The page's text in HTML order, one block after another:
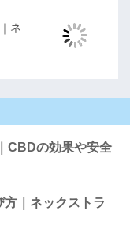
ネ
CBDの効果や安全
｜ネックストラ